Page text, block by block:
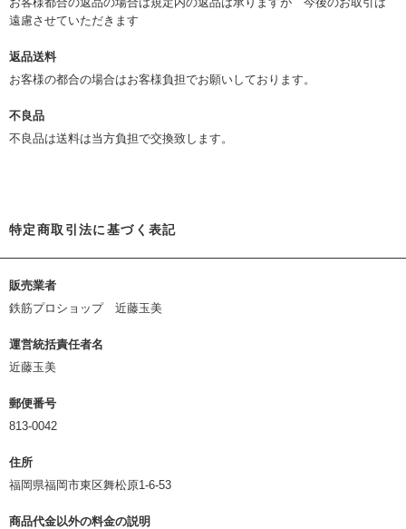
遠慮させていただきます
返品送料
お客様の都合の場合はお客様負担でお願いしております。
不良品
不良品は送料は当方負担で交換致します。
特定商取引法に基づく表記
販売業者
鉄筋プロショップ 近藤玉美
運営統括責任者名
近藤玉美
郵便番号
813-0042
住所
福岡県福岡市東区舞松原1-6-53
商品代金以外の料金の説明